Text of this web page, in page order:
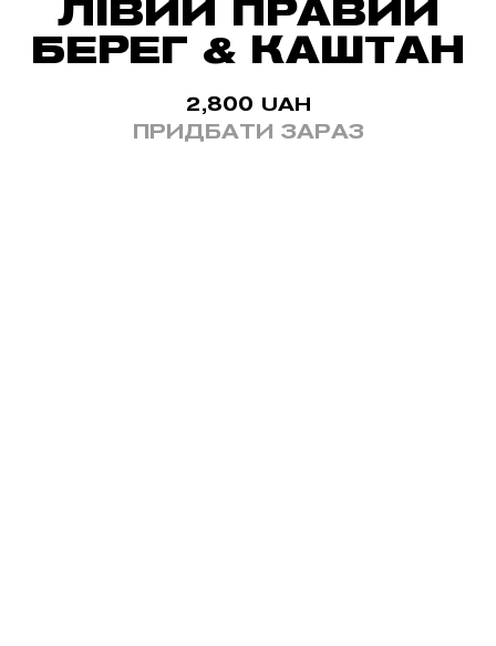
ЛІВИЙ ПРАВИЙ
БЕРЕГ & КАШТАН
2,800 UAH
ПРИДБАТИ ЗАРАЗ